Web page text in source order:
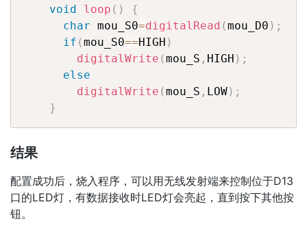
void
loop ( )
{
char mou_S0=digitalRead (mou_D0 ) ;
if (mou_S0==HIGH )
digitalWrite (mou_S , HIGH ) ;
else
digitalWrite (mou_S , LOW) ;
}
结果
配置成功后，烧入程序，可以用无线发射端来控制位于D13
口的LED灯，有数据接收时LED灯会亮起，直到按下其他按
钮。